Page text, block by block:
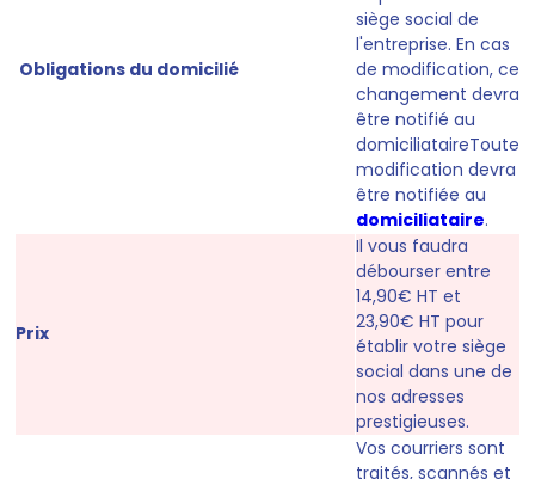
Obligations du domicilié
siège social de
l'entreprise. En cas
de modification, ce
changement devra
être notifié au
domiciliataireToute
modification devra
être notifiée au
domiciliataire.
Prix
Il vous faudra
débourser entre
14,90€ HT et
23,90€ HT pour
établir votre siège
social dans une de
nos adresses
prestigieuses.
Vos courriers sont
traités, scannés et